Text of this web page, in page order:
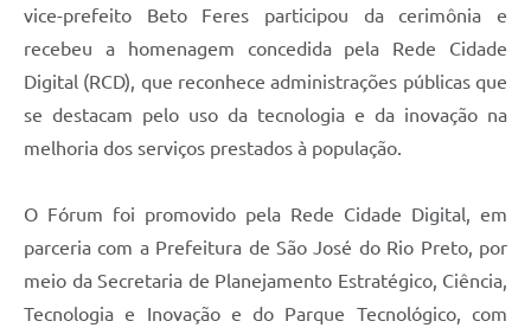
vice-prefeito Beto Feres participou da cerimônia e
recebeu a homenagem concedida pela Rede Cidade
Digital (RCD), que reconhece administrações públicas que
se destacam pelo uso da tecnologia e da inovação na
melhoria dos serviços prestados à população.
O Fórum foi promovido pela Rede Cidade Digital, em
parceria com a Prefeitura de São José do Rio Preto, por
meio da Secretaria de Planejamento Estratégico, Ciência,
Tecnologia e Inovação e do Parque Tecnológico, com